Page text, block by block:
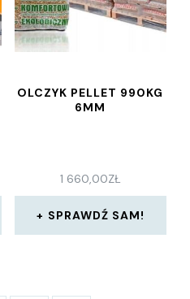
OLCZYK PELLET 990KG
6MM
1 660,00ZŁ
SPRAWDŹ SAM!